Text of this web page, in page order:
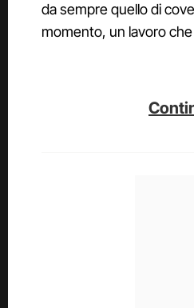
da sempre quello di
momento, un lavoro